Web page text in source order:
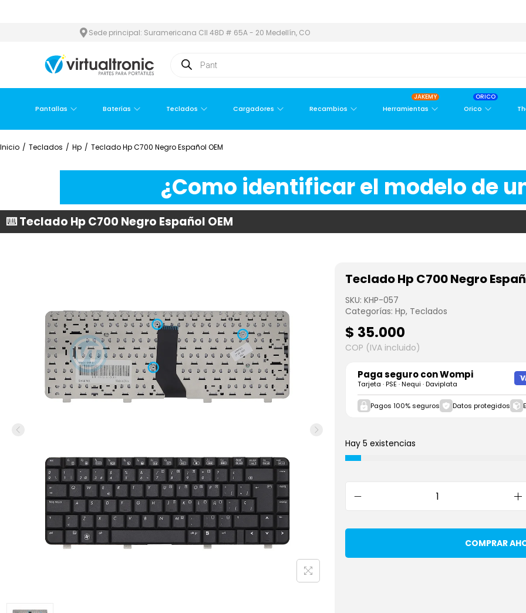
Sede principal: Suramericana Cll 48D # 65A - 20 Medellín, CO
Pantallas Baterías Teclados Cargadores Recambios Herramientas
JAKEMY
Orico
ORICO
Inicio / Teclados / Hp / Teclado Hp C700 Negro Español OEM
¿Como identificar el modelo de
⌨️ Teclado Hp C700 Negro Español OEM
Teclado Hp C700 Negro
SKU: KHP-057
Categorías: Hp, Teclados
$ 35.000
COP (IVA incluido)
Paga seguro conWompi
Tarjeta · PSE · Nequi · Daviplata
Pagos 100% seguros Datos protegidos
Hay 5 existencias
COMPRAR